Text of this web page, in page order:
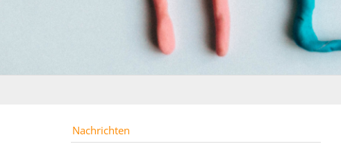
Nachrichten